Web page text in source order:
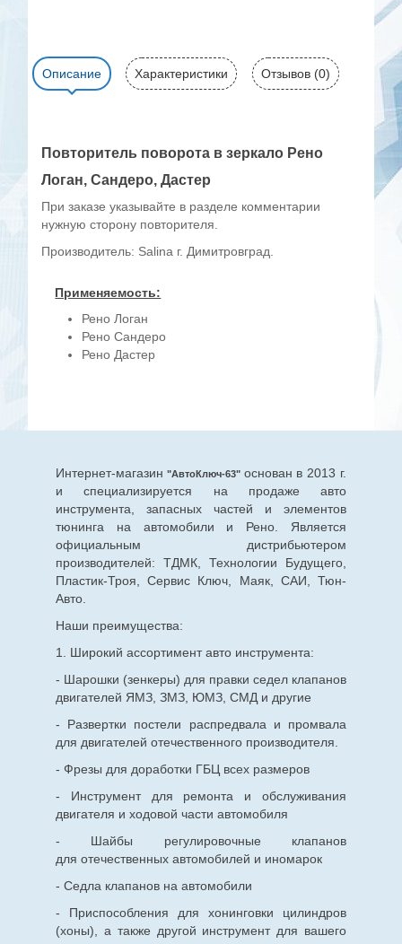
Описание Характеристики Отзывов (0)
Повторитель поворота в зеркало Рено
Логан, Сандеро, Дастер
При заказе указывайте в разделе комментарии
нужную сторону повторителя.
Производитель: Salina г. Димитровград.
Применяемость:
Рено Логан
Рено Сандеро
Рено Дастер
Интернет-магазин "АвтоКлюч-63" основан в 2013 г.
и специализируется на продаже авто
инструмента, запасных частей и элементов
тюнинга на автомобили и Рено. Является
официальным дистрибьютером
производителей: ТДМК, Технологии Будущего,
Пластик-Троя, Сервис Ключ, Маяк, САИ, Тюн-
Авто.
Наши преимущества:
1. Широкий ассортимент авто инструмента:
- Шарошки (зенкеры) для правки седел клапанов
двигателей ЯМЗ, ЗМЗ, ЮМЗ, СМД и другие
- Развертки постели распредвала и промвала
для двигателей отечественного производителя.
- Фрезы для доработки ГБЦ всех размеров
- Инструмент для ремонта и обслуживания
двигателя и ходовой части автомобиля
- Шайбы регулировочные клапанов
для отечественныхавтомобилей и иномарок
- Седла клапанов на автомобили
- Приспособления для хонинговки цилиндров
(хоны), а также другой инструмент для вашего